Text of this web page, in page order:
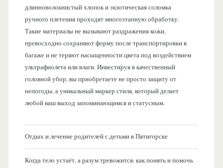
длинноволокнистый хлопок и экзотическая соломка
ручного плетения проходят многоэтапную обработку.
Такие материалы не вызывают раздражения кожи,
превосходно сохраняют форму после транспортировки в
багаже и не теряют насыщенности цвета под воздействием
ультрафиолета или влаги. Инвестируя в качественный
головной убор, вы приобретаете не просто защиту от
непогоды, а уникальный маркер стиля, который делает
любой ваш выход запоминающимся и статусным.
Отдых и лечение родителей с детьми в Пятигорске
Когда тело устаёт, а разум тревожится: как понять и помочь